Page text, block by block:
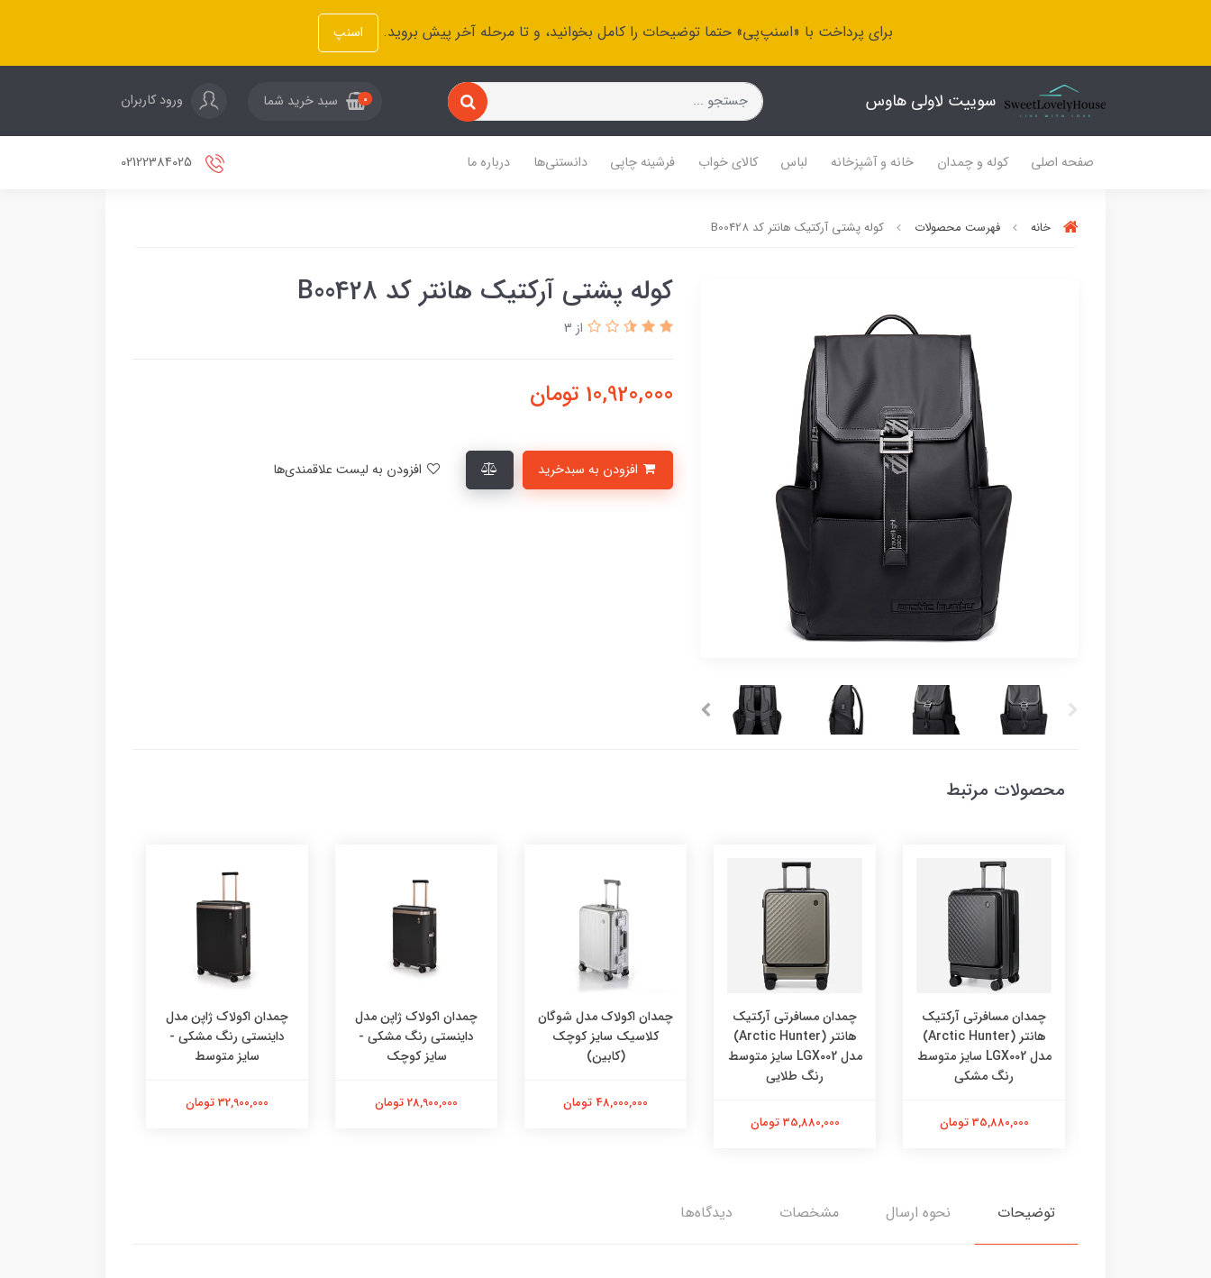
برای پرداخت با «اسنپ‌پی» حتما توضیحات را کامل بخوانید، و تا مرحله آخر پیش بروید. اسنپ
سوییت لاولی هاوس 0 سبد خرید شما ورود کاربران
صفحه اصلی کوله و چمدان خانه و آشپزخانه لباس کالای خواب فرشینه چاپی دانستنی‌ها درباره ما
خانه فهرست محصولات کوله پشتی آرکتیک هانتر کد B00428
کوله پشتی آرکتیک هانتر کد B00428
از 3
10,920,000 تومان
محصولات مرتبط
چمدان مسافرتی آرکتیک
هانتر (Arctic Hunter)
مدل LGX002 سایز متوسط
رنگ مشکی
35,880,000 تومان
چمدان مسافرتی آرکتیک
هانتر (Arctic Hunter)
مدل LGX002 سایز متوسط
رنگ طلایی
35,880,000 تومان
چمدان اکولاک مدل شوگان
کلاسیک سایز کوچک
(کابین)
48,000,000 تومان
چمدان اکولاک ژاپن مدل
داینستی رنگ مشکی -
سایز کوچک
28,900,000 تومان
چمدان اکولاک ژاپن مدل
داینستی رنگ مشکی -
سایز متوسط
32,900,000 تومان
توضیحات نحوه ارسال مشخصات دیدگاه‌ها